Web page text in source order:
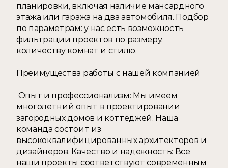
планировки, включая наличие мансардного
этажа или гаража на два автомобиля. Подбор
по параметрам: у нас есть возможность
фильтрации проектов по размеру,
количеству комнат и стилю.
Преимущества работы с нашей компанией
многолетний опыт в проектировании
загородных домов и коттеджей. Наша
команда состоит из
высококвалифицированных архитекторов и
дизайнеров. Качество и надежность: Все
наши проекты соответствуют современным